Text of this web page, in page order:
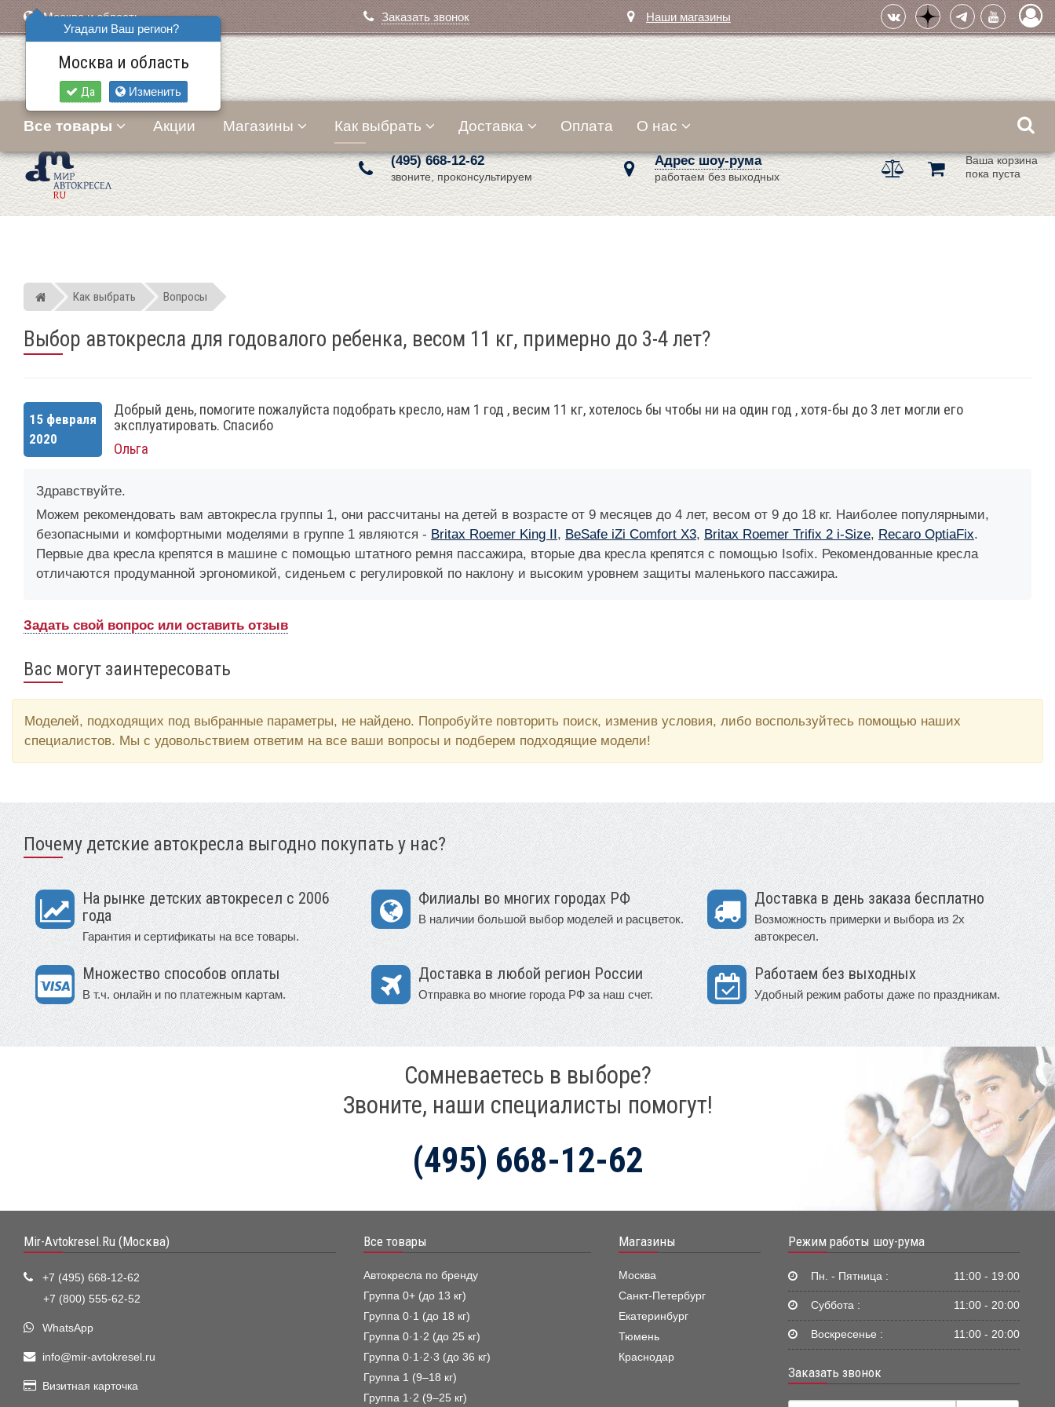
Москва и область
Угадали Ваш регион?
Москва и область
Да Изменить
Заказать звонок Наши магазины
(495) 668-12-62
звоните, проконсультируем
Адрес шоу-рума
работаем без выходных
Ваша корзина
пока пуста
Все товары Акции Магазины Как выбрать Доставка Оплата О нас
Мир детских автокресел
Как выбрать Вопросы
Выбор автокресла для годовалого ребенка, весом 11 кг, примерно до 3-4 лет?
15 февраля
2020
Добрый день, помогите пожалуйста подобрать кресло, нам 1 год , весим 11 кг, хотелось бы чтобы ни на один год , хотя-бы до 3 лет могли его
эксплуатировать. Спасибо
Ольга
Здравствуйте.
Можем рекомендовать вам автокресла группы 1, они рассчитаны на детей в возрасте от 9 месяцев до 4 лет, весом от 9 до 18 кг. Наиболее популярными,
безопасными и комфортными моделями в группе 1 являются - Britax Roemer King II, BeSafe iZi Comfort X3, Britax Roemer Trifix 2 i-Size, Recaro OptiaFix.
Первые два кресла крепятся в машине с помощью штатного ремня пассажира, вторые два кресла крепятся с помощью Isofix. Рекомендованные кресла
отличаются продуманной эргономикой, сиденьем с регулировкой по наклону и высоким уровнем защиты маленького пассажира.
Задать свой вопрос или оставить отзыв
Вас могут заинтересовать
Моделей, подходящих под выбранные параметры, не найдено. Попробуйте повторить поиск, изменив условия, либо воспользуйтесь помощью наших
специалистов. Мы с удовольствием ответим на все ваши вопросы и подберем подходящие модели!
Почему детские автокресла выгодно покупать у нас?
На рынке детских автокресел с 2006
года
Гарантия и сертификаты на все товары.
Филиалы во многих городах РФ
В наличии большой выбор моделей и расцветок.
Доставка в день заказа бесплатно
Возможность примерки и выбора из 2х
автокресел.
Множество способов оплаты
В т.ч. онлайн и по платежным картам.
Доставка в любой регион России
Отправка во многие города РФ за наш счет.
Работаем без выходных
Удобный режим работы даже по праздникам.
Сомневаетесь в выборе?
Звоните, наши специалисты помогут!
(495) 668-12-62
Mir-Avtokresel.Ru (Москва)
+7 (495) 668-12-62
+7 (800) 555-62-52
WhatsApp
info@mir-avtokresel.ru
Визитная карточка
Все товары
Автокресла по бренду
Группа 0+ (до 13 кг)
Группа 0·1 (до 18 кг)
Группа 0·1·2 (до 25 кг)
Группа 0·1·2·3 (до 36 кг)
Группа 1 (9–18 кг)
Группа 1·2 (9–25 кг)
Магазины
Москва
Санкт-Петербург
Екатеринбург
Тюмень
Краснодар
Режим работы шоу-рума
Пн. - Пятница : 11:00 - 19:00
Суббота : 11:00 - 20:00
Воскресенье : 11:00 - 20:00
Заказать звонок